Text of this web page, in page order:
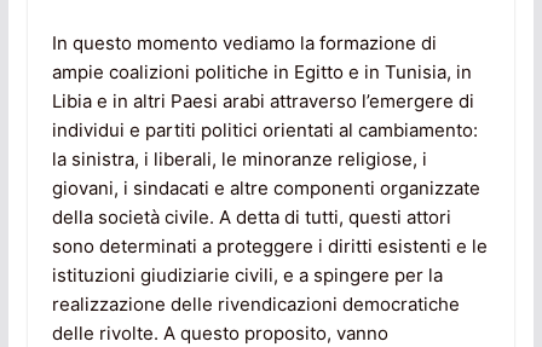
In questo momento vediamo la formazione di
ampie coalizioni politiche in Egitto e in Tunisia, in
Libia e in altri Paesi arabi attraverso l’emergere di
individui e partiti politici orientati al cambiamento:
la sinistra, i liberali, le minoranze religiose, i
giovani, i sindacati e altre componenti organizzate
della società civile. A detta di tutti, questi attori
sono determinati a proteggere i diritti esistenti e le
istituzioni giudiziarie civili, e a spingere per la
realizzazione delle rivendicazioni democratiche
delle rivolte. A questo proposito, vanno